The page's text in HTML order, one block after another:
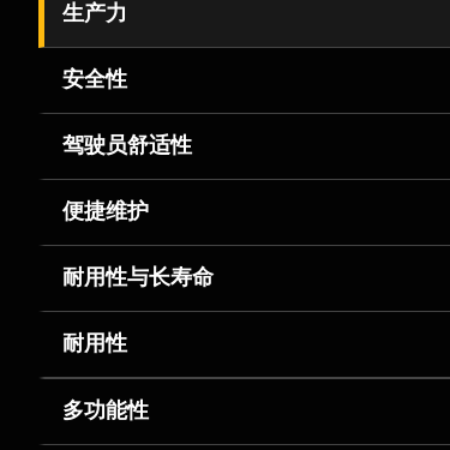
生产力
安全性
驾驶员舒适性
便捷维护
耐用性与长寿命
耐用性
多功能性